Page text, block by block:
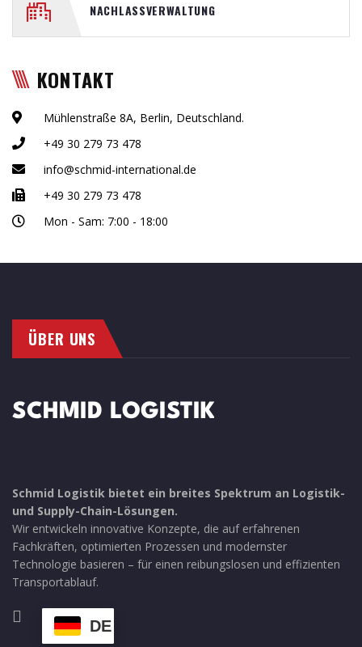
NACHLASSVERWALTUNG
KONTAKT
Mühlenstraße 8A, Berlin, Deutschland.
+49 30 279 73 478
info@schmid-international.de
+49 30 279 73 478
Mon - Sam: 7:00 - 18:00
ÜBER UNS
Schmid Logistik bietet ein breites Spektrum an Logistik-
und Supply-Chain-Lösungen.
Wir entwickeln innovative Konzepte, die auf erfahrenen
Fachkräften, optimierten Prozessen und modernster
Technologie basieren – für einen reibungslosen und effizienten
Transportablauf.
DE